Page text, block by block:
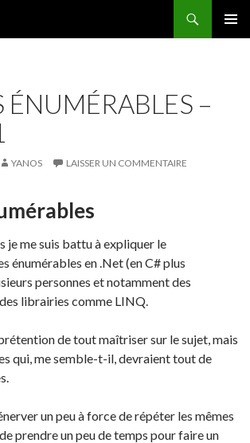
ÉNUMÉRABLES –
YANOS LAISSER UN COMMENTAIRE
je me suis battu à expliquer le
énumérables en .Net (en C# plus
personnes et notamment des
librairies comme LINQ.
de tout maîtriser sur le sujet, mais
qui, me semble-t-il, devraient tout de
un peu à force de répéter les mêmes
prendre un peu de temps pour faire un